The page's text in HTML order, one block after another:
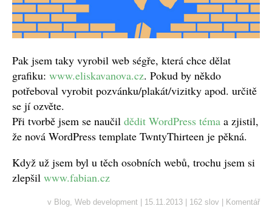
Pak jsem taky vyrobil web ségře, která chce dělat
grafiku: www.eliskavanova.cz. Pokud by někdo
potřeboval vyrobit pozvánku/plakát/vizitky apod. určitě
se jí ozvěte.
Při tvorbě jsem se naučil dědit WordPress téma a zjistil,
že nová WordPress template TwntyThirteen je pěkná.
Když už jsem byl u těch osobních webů, trochu jsem si
zlepšil www.fabian.cz
v Blog Web development | 15.11.2013 | 162 slov | Komentář